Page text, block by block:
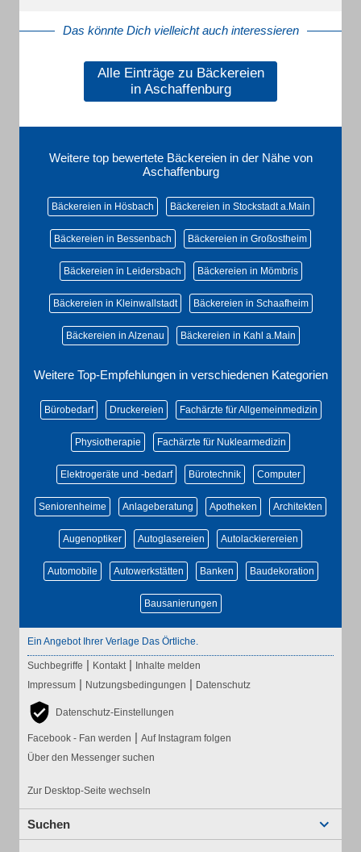
Das könnte Dich vielleicht auch interessieren
Alle Einträge zu Bäckereien
in Aschaffenburg
Weitere top bewertete Bäckereien in der Nähe von
Aschaffenburg
Bäckereien in Hösbach Bäckereien in Stockstadt a.Main
Bäckereien in Bessenbach Bäckereien in Großostheim
Bäckereien in Leidersbach Bäckereien in Mömbris
Bäckereien in Kleinwallstadt Bäckereien in Schaafheim
Bäckereien in Alzenau Bäckereien in Kahl a.Main
Weitere Top-Empfehlungen in verschiedenen Kategorien
Bürobedarf Druckereien Fachärzte für Allgemeinmedizin
Physiotherapie Fachärzte für Nuklearmedizin
Elektrogeräte und -bedarf Bürotechnik Computer
Seniorenheime Anlageberatung Apotheken Architekten
Augenoptiker Autoglasereien Autolackierereien
Automobile Autowerkstätten Banken Baudekoration
Bausanierungen
Ein Angebot Ihrer Verlage Das Örtliche.
Suchbegriffe | Kontakt | Inhalte melden
Impressum | Nutzungsbedingungen | Datenschutz
Datenschutz-Einstellungen
Facebook - Fan werden | Auf Instagram folgen
Über den Messenger suchen
Zur Desktop-Seite wechseln
Suchen